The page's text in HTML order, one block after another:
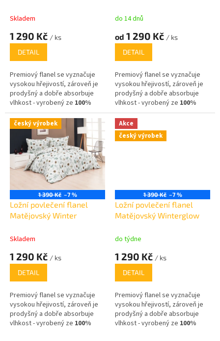
Skladem
1 290 Kč / ks
DETAIL
Premiový flanel se vyznačuje
vysokou hřejivostí, zároveň je
prodyšný a dobře absorbuje
vlhkost - vyrobený ze 100%
bavlny,
do 14 dnů
od 1 290 Kč / ks
DETAIL
Premiový flanel se vyznačuje
vysokou hřejivostí, zároveň je
prodyšný a dobře absorbuje
vlhkost - vyrobený ze 100%
bavlny,
český výrobek
1 390 Kč –7 %
Ložní povlečení flanel
Matějovský Winter
Skladem
1 290 Kč / ks
DETAIL
Premiový flanel se vyznačuje
vysokou hřejivostí, zároveň je
prodyšný a dobře absorbuje
vlhkost - vyrobený ze 100%
Akce
český výrobek
1 390 Kč –7 %
Ložní povlečení flanel
Matějovský Winterglow
do týdne
1 290 Kč / ks
DETAIL
Premiový flanel se vyznačuje
vysokou hřejivostí, zároveň je
prodyšný a dobře absorbuje
vlhkost - vyrobený ze 100%